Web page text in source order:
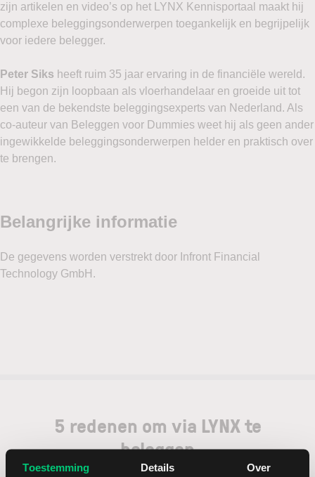
Toestemming Details Over
zijn artikelen en video’s op het LYNX Kennisportaal maakt hij
complexe beleggingsonderwerpen toegankelijk en begrijpelijk
voor iedere belegger.
Peter Siks heeft ruim 35 jaar ervaring in de financiële wereld.
Hij begon zijn loopbaan als vloerhandelaar en groeide uit tot
een van de bekendste beleggingsexperts van Nederland. Als
co-auteur van Beleggen voor Dummies weet hij als geen ander
ingewikkelde beleggingsonderwerpen helder en praktisch over
te brengen.
5 redenen om via LYNX te
beleggen